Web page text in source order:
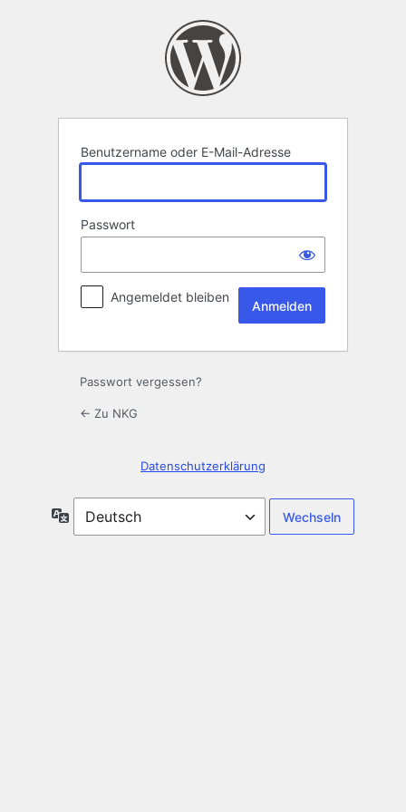
Benutzername oder E-Mail-Adresse
Passwort
Angemeldet bleiben
Passwort vergessen?
← Zu NKG
Datenschutzerklärung
Sprache